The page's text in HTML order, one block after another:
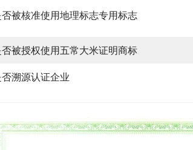
被核准使用地理标志专用标志
被授权使用五常大米证明商标
溯源认证企业